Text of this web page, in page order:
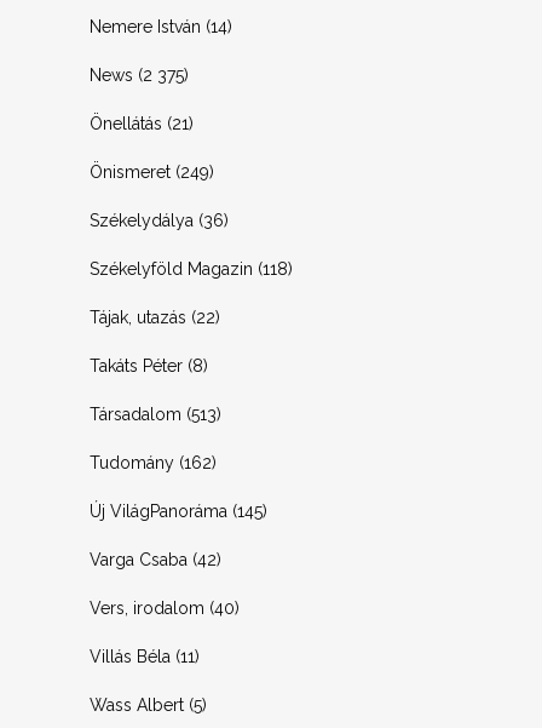
Nemere István (14)
News (2 375)
Önellátás (21)
Önismeret (249)
Székelydálya (36)
Székelyföld Magazin (118)
Tájak, utazás (22)
Takáts Péter (8)
Társadalom (513)
Tudomány (162)
Új VilágPanoráma (145)
Varga Csaba (42)
Vers, irodalom (40)
Villás Béla (11)
Wass Albert (5)